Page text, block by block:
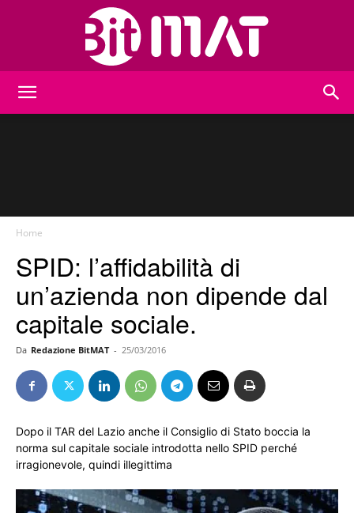
Home
SPID: l’affidabilità di
un’azienda non dipende dal
capitale sociale.
Da Redazione BitMAT - 25/03/2016
Dopo il TAR del Lazio anche il Consiglio di Stato boccia la
norma sul capitale sociale introdotta nello SPID perché
irragionevole, quindi illegittima